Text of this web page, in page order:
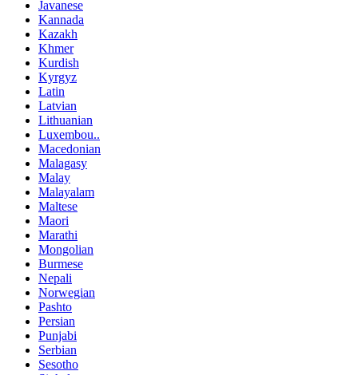
Javanese
Kannada
Kazakh
Khmer
Kurdish
Kyrgyz
Latin
Latvian
Lithuanian
Luxembou..
Macedonian
Malagasy
Malay
Malayalam
Maltese
Maori
Marathi
Mongolian
Burmese
Nepali
Norwegian
Pashto
Persian
Punjabi
Serbian
Sesotho